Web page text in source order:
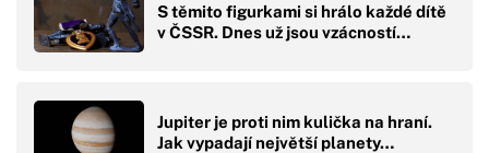
S těmito figurkami si hrálo každé dítě
v ČSSR. Dnes už jsou vzácností…
Jupiter je proti nim kulička na hraní.
Jak vypadají největší planety…